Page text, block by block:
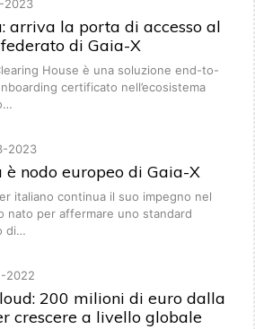
2023
arriva la porta di accesso al
di Gaia-X
House è una soluzione end-to-
certificato nell’ecosistema
2023
è nodo europeo di Gaia-X
italiano continua il suo impegno nel
nato per affermare uno standard
di…
2022
200 milioni di euro dalla
crescere a livello globale